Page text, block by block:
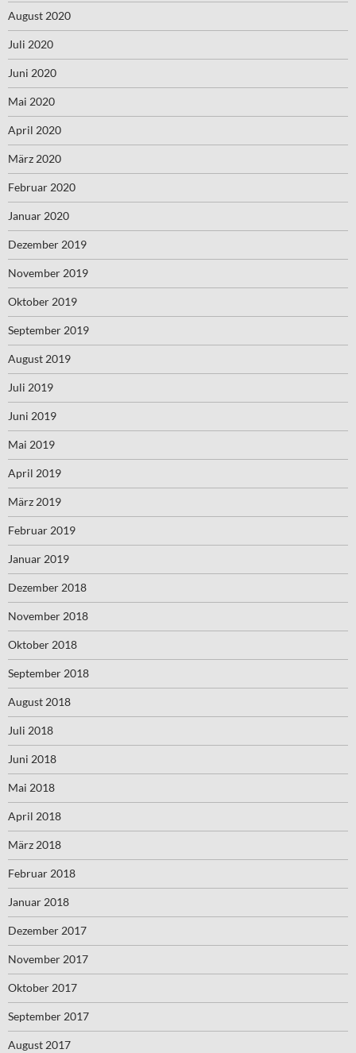
August 2020
Juli 2020
Juni 2020
Mai 2020
April 2020
März 2020
Februar 2020
Januar 2020
Dezember 2019
November 2019
Oktober 2019
September 2019
August 2019
Juli 2019
Juni 2019
Mai 2019
April 2019
März 2019
Februar 2019
Januar 2019
Dezember 2018
November 2018
Oktober 2018
September 2018
August 2018
Juli 2018
Juni 2018
Mai 2018
April 2018
März 2018
Februar 2018
Januar 2018
Dezember 2017
November 2017
Oktober 2017
September 2017
August 2017